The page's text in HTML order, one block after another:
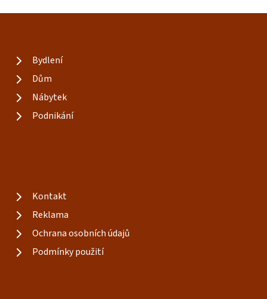
Bydlení
Dům
Nábytek
Podnikání
Kontakt
Reklama
Ochrana osobních údajů
Podmínky použití